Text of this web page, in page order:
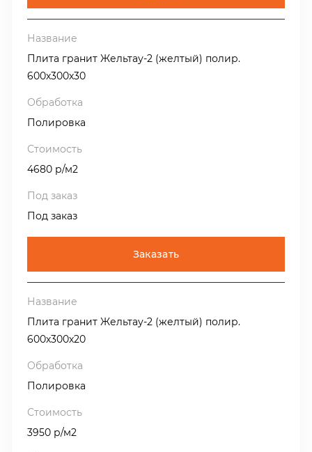
Плита гранит Жельтау-2 (желтый) полир.
600х300х30
Полировка
4680 р/м2
Под заказ
Заказать
Плита гранит Жельтау-2 (желтый) полир.
600х300х20
Полировка
3950 р/м2